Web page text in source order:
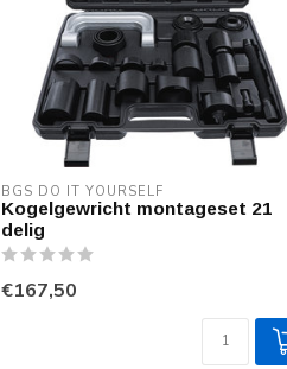
BGS DO IT YOURSELF
Kogelgewricht montageset 21
delig
€167,50